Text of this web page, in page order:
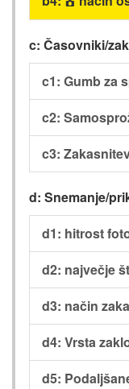
c: Časovniki/
c1: Gumb za
c2:
c3:
d: Snemanje/
d1: hitrost
d2: največje
d3: način
d4: Vrsta
d5: